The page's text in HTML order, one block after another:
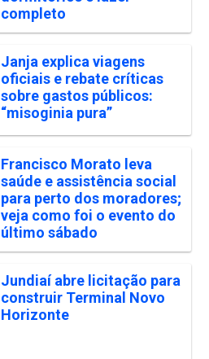
completo
Janja explica viagens
oficiais e rebate críticas
sobre gastos públicos:
“misoginia pura”
Francisco Morato leva
saúde e assistência social
para perto dos moradores;
veja como foi o evento do
último sábado
Jundiaí abre licitação para
construir Terminal Novo
Horizonte